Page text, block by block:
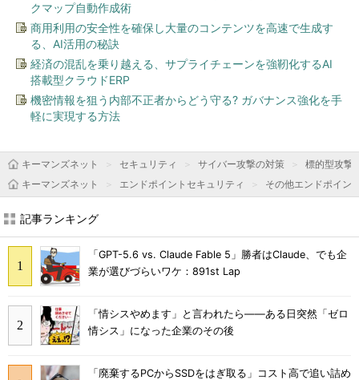
クマップ自動作成術
商用利用の安全性を確保し大量のコンテンツを高速で生成す
る、AI活用の秘訣
経済の混乱を乗り越える、サプライチェーンを強靭化するAI
搭載型クラウドERP
機密情報を狙う内部不正者からどう守る? ガバナンス強化を手
軽に実現する方法
キーマンズネット セキュリティ サイバー攻撃の対策
標的型攻撃
キーマンズネット
エンドポイントセキュリティ その他エンドポイン
記事ランキング
「GPT-5.6 vs. Claude Fable 5」勝者はClaude、でも企
業が選びづらいワケ：891st Lap
「情シスやめます」と言われたら――ある日突然「ゼロ
情シス」になった企業のその後
「廃棄するPCからSSDをはぎ取る」コスト高で追い詰め